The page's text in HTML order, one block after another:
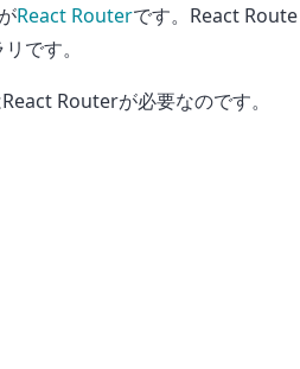
React Routerです。React Route
です。
Routerが必要なのです。